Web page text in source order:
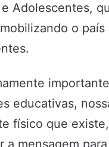
Adolescentes,
o
educativas,
físico que
a mensagem